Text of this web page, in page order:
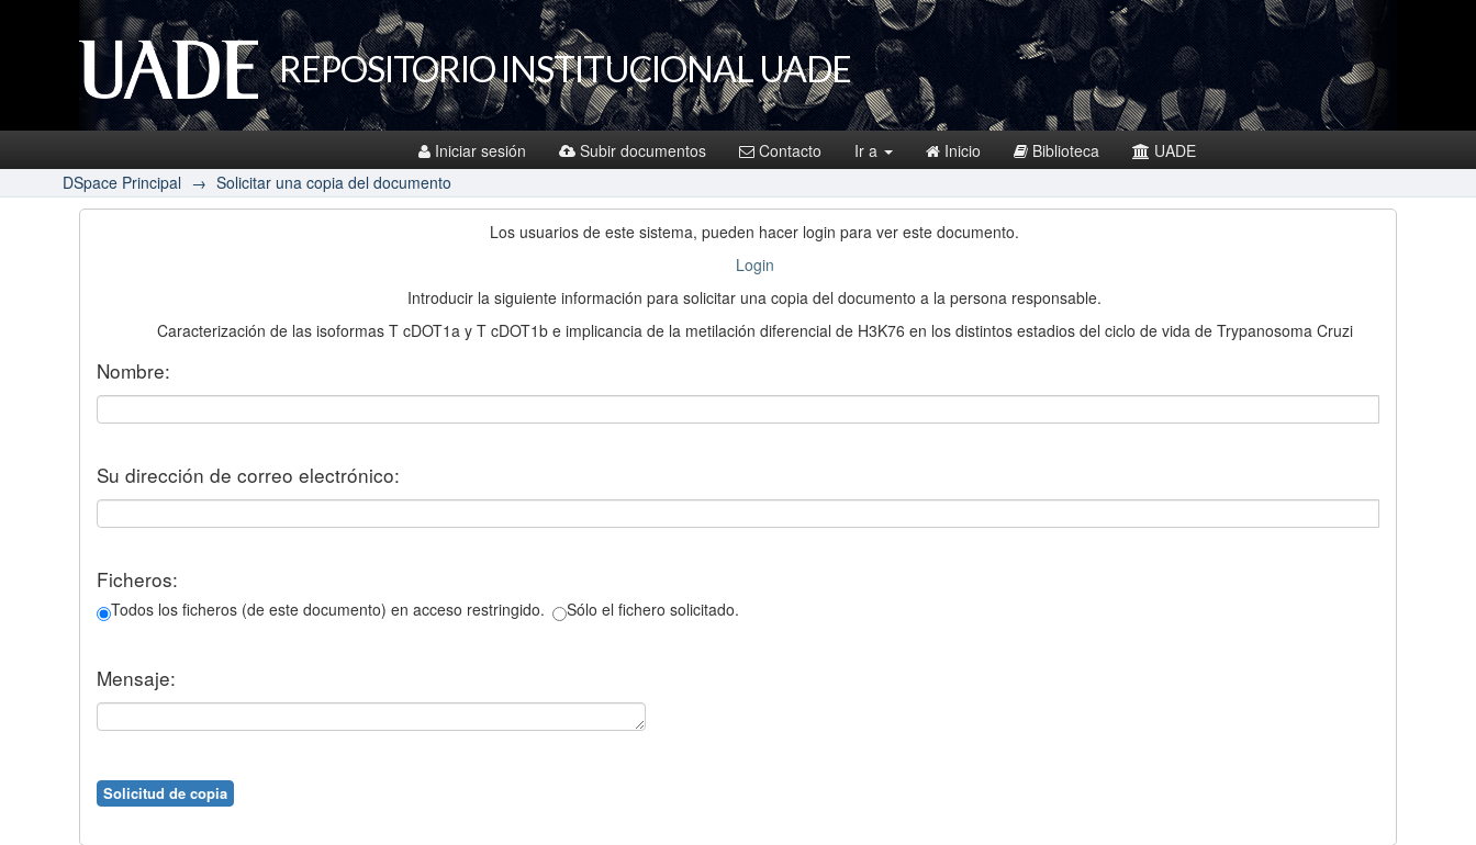
REPOSITORIO INSTITUCIONAL UADE
Iniciar sesión Subir documentos Contacto Ir a Inicio Biblioteca
UADE
DSpace Principal → Solicitar una copia del documento
Los usuarios de este sistema, pueden hacer login para ver este documento.
Login
Introducir la siguiente información para solicitar una copia del documento a la persona responsable.
Caracterización de las isoformas T cDOT1a y T cDOT1b e implicancia de la metilación diferencial de H3K76 en los distintos estadios del ciclo de vida de Trypanosoma Cruzi
Nombre:
Su dirección de correo electrónico:
Ficheros:
Todos los ficheros (de este documento) en acceso restringido. Sólo el fichero solicitado.
Mensaje: